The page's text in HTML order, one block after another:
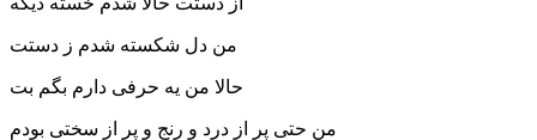
من دل شکسته شدم ز دستت
حالا من یه حرفی دارم بگم بت
من حتی پر از درد و رنج و پر از سختی بودم